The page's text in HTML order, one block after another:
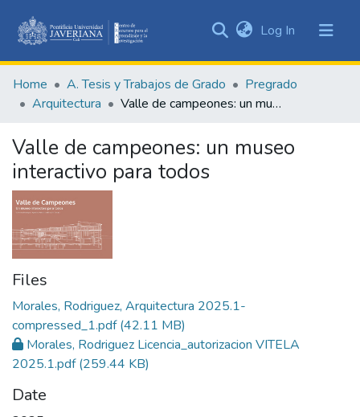
&
Collections
Statistics
Log In (current)
Home A. Tesis y Trabajos de Grado
Pregrado
Arquitectura
Valle de campeones: un museo interactivo para todos
Valle de campeones: un museo
interactivo para todos
Files
Morales, Rodriguez, Arquitectura 2025.1-
compressed_1.pdf(42.11 MB)
Morales, Rodriguez Licencia_autorizacion VITELA
2025.1.pdf(259.44 KB)
Date